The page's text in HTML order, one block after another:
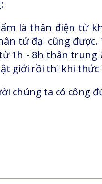
:
là thân điện từ
tứ đại cũng
1h - 8h thân trung
giới rồi thì khi
chúng ta có công